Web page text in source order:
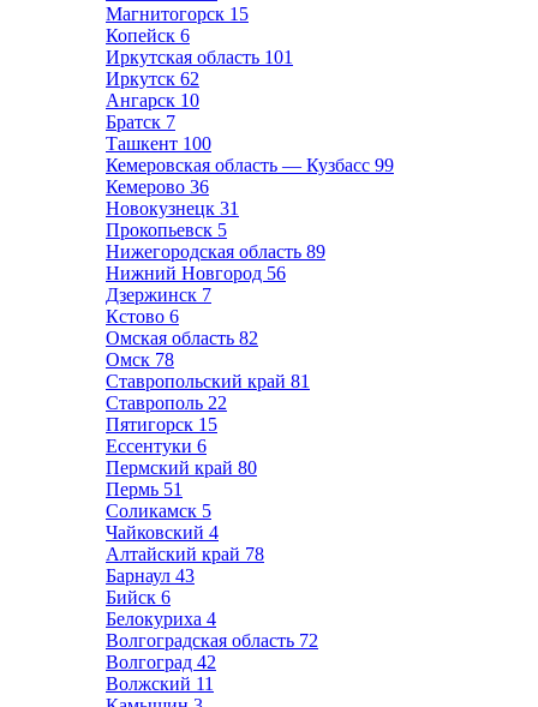
Магнитогорск 15
Копейск 6
Иркутская область 101
Иркутск 62
Ангарск 10
Братск 7
Ташкент 100
Кемеровская область — Кузбасс 99
Кемерово 36
Новокузнецк 31
Прокопьевск 5
Нижегородская область 89
Нижний Новгород 56
Дзержинск 7
Кстово 6
Омская область 82
Омск 78
Ставропольский край 81
Ставрополь 22
Пятигорск 15
Ессентуки 6
Пермский край 80
Пермь 51
Соликамск 5
Чайковский 4
Алтайский край 78
Барнаул 43
Бийск 6
Белокуриха 4
Волгоградская область 72
Волгоград 42
Волжский 11